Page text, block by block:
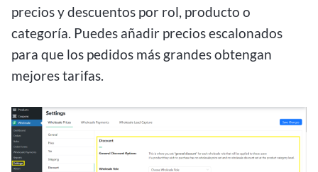
precios y descuentos por rol, producto o
categoría. Puedes añadir precios escalonados
para que los pedidos más grandes obtengan
mejores tarifas.